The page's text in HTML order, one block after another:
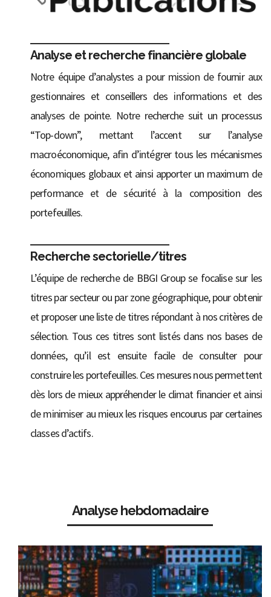
Analyse hebdomadaire
Analyse et recherche financière globale
Notre équipe d’analystes a pour mission de fournir aux
gestionnaires et conseillers des informations et des
analyses de pointe. Notre recherche suit un processus
“Top-down”, mettant l’accent sur l’analyse
macroéconomique, afin d’intégrer tous les mécanismes
économiques globaux et ainsi apporter un maximum de
performance et de sécurité à la composition des
portefeuilles.
Recherche sectorielle/titres
L’équipe de recherche de BBGI Group se focalise sur les
titres par secteur ou par zone géographique, pour obtenir
et proposer une liste de titres répondant à nos critères de
sélection. Tous ces titres sont listés dans nos bases de
données, qu’il est ensuite facile de consulter pour
construire les portefeuilles. Ces mesures nous permettent
dès lors de mieux appréhender le climat financier et ainsi
de minimiser au mieux les risques encourus par certaines
classes d’actifs.